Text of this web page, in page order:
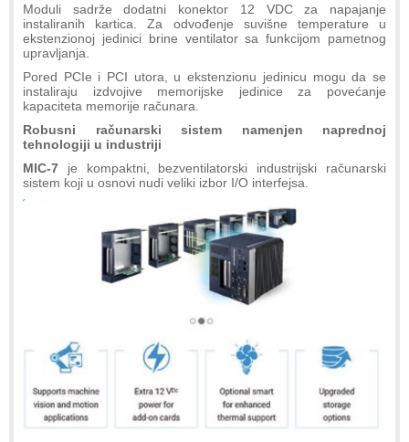
Moduli sadrže dodatni konektor 12 VDC za napajanje
instaliranih kartica. Za odvođenje suvišne temperature u
ekstenzionoj jedinici brine ventilator sa funkcijom pametnog
upravljanja.
Pored PCIe i PCI utora, u ekstenzionu jedinicu mogu da se
instaliraju izdvojive memorijske jedinice za povećanje
kapaciteta memorije računara.
Robusni računarski sistem namenjen naprednoj
tehnologiji u industriji
MIC-7 je kompaktni, bezventilatorski industrijski računarski
sistem koji u osnovi nudi veliki izbor I/O interfejsa.